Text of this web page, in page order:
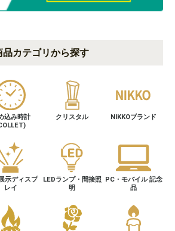
品カテゴリから探す
込み時計
クリスタル NIKKOブランド
示ディスプ
レイ
LEDランプ・間接照
明
PC・モバイル 記念
品